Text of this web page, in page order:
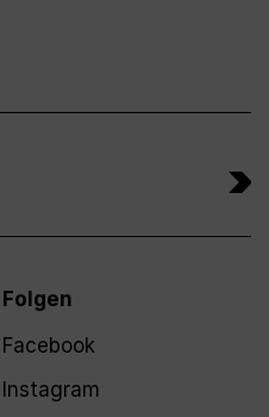
Folgen
Facebook
Instagram